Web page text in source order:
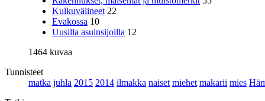
Kulkuvälineet 22
Evakossa 10
Uusilla asuinsijoilla 12
1464 kuvaa
Tunnisteet
matka juhla 2015 2014 ilmakka naiset miehet makarii mies